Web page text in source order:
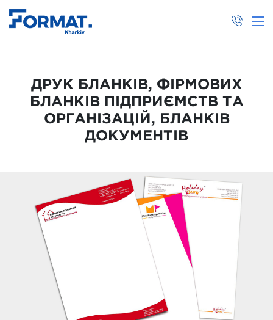
ДРУК БЛАНКІВ, ФІРМОВИХ
БЛАНКІВ ПІДПРИЄМСТВ ТА
ОРГАНІЗАЦІЙ, БЛАНКІВ
ДОКУМЕНТІВ